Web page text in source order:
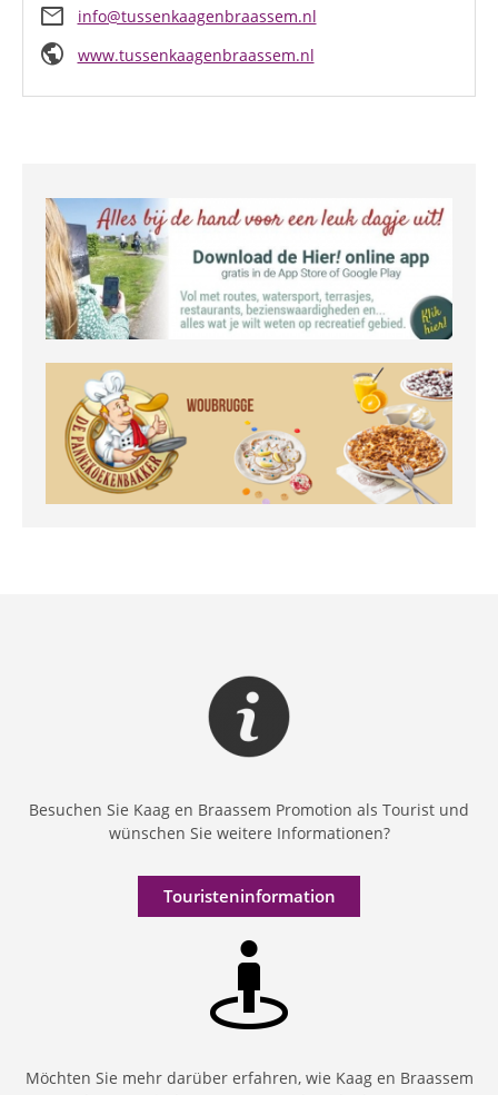
mail info@tussenkaagenbraassem.nl
public www.tussenkaagenbraassem.nl
Besuchen Sie Kaag en Braassem Promotion als Tourist und
wünschen Sie weitere Informationen?
Touristeninformation
Möchten Sie mehr darüber erfahren, wie Kaag en Braassem